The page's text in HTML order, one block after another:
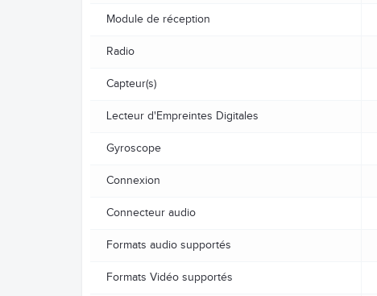
Module de réception
Radio
Capteur(s)
Lecteur d'Empreintes Digitales
Gyroscope
Connexion
Connecteur audio
Formats audio supportés
Formats Vidéo supportés